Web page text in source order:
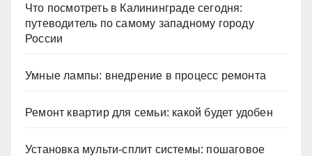
Что посмотреть в Калининграде сегодня:
путеводитель по самому западному городу
России
Умные лампы: внедрение в процесс ремонта
Ремонт квартир для семьи: какой будет удобен
Установка мульти-сплит системы: пошаговое